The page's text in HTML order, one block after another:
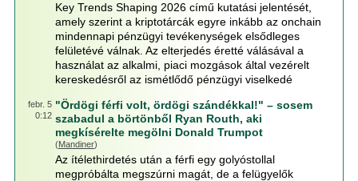
Key Trends Shaping 2026 című kutatási jelentését,
amely szerint a kriptotárcák egyre inkább az onchain
mindennapi pénzügyi tevékenységek elsődleges
felületévé válnak. Az elterjedés éretté válásával a
használat az alkalmi, piaci mozgások által vezérelt
kereskedésről az ismétlődő pénzügyi viselkedé
febr. 5
0:12
"Ördögi férfi volt, ördögi szándékkal!" – sosem
szabadul a börtönből Ryan Routh, aki
megkísérelte megölni Donald Trumpot
(Mandiner)
Az ítélethirdetés után a férfi egy golyóstollal
megpróbálta megszúrni magát, de a felügyelők